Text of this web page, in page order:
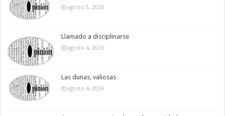
agosto 5, 2026
Llamado a disciplinarse
agosto 4, 2026
Las dunas, valiosas
agosto 4, 2026